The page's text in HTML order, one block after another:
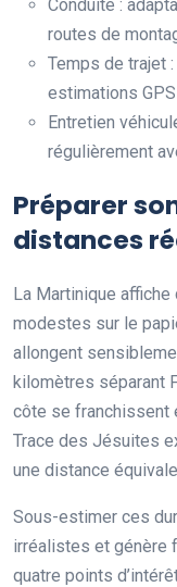
Conduite :
routes de
Temps de trajet
estimations GPS
Entretien
régulièrement
Préparer
distances
La Martinique
modestes sur le
allongent
kilomètres séparant
côte se franchissent
Trace des Jésuites
une distance
Sous-estimer ces
irréalistes et génère
quatre points